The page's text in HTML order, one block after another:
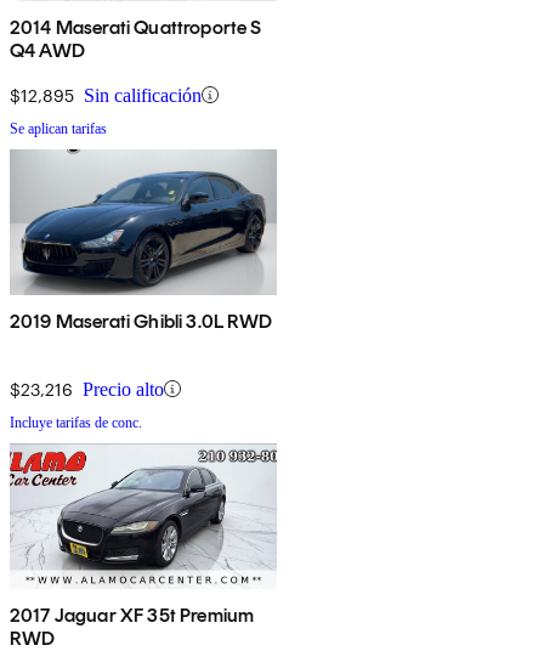
2014 Maserati Quattroporte S
Q4 AWD
$12,895 Sin calificación
Se aplican tarifas
2019 Maserati Ghibli 3.0L RWD
$23,216 Precio alto
Incluye tarifas de conc.
2017 Jaguar XF 35t Premium
RWD